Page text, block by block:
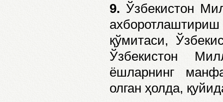
9. Ўзбекистон
қўмитаси,
Ўзбекистон
ёшларнинг
олган ҳолда,